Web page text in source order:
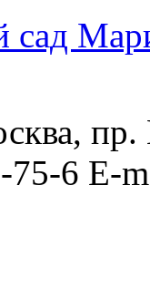
сад
пр.
6 E-